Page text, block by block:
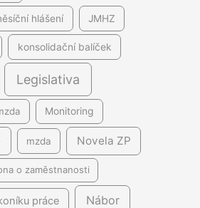
hlášení JMHZ
konsolidační balíček
Legislativa
Monitoring
mzda Novela ZP
o zaměstnanosti
práce Nábor